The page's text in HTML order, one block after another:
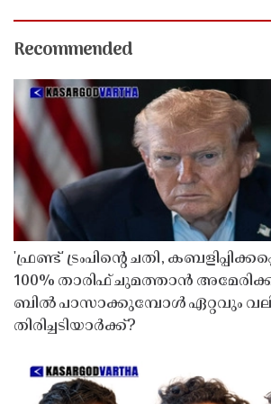
Recommended
'ഫ്രണ്ട്' ട്രംപിന്റെ ചതി,
100% താരിഫ് ചുമത്താൻ
ബിൽ പാസാക്കുമ്പോൾ ഏറ്റവും
തിരിച്ചടിയാർക്ക്?